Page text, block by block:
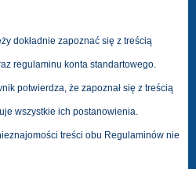
dokładnie zapoznać się z treścią
regulaminu konta standartowego.
potwierdza, że zapoznał się z treścią
wszystkie ich postanowienia.
treści obu Regulaminów nie